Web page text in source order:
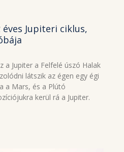
Jupiteri ciklus,
a Jupiter a Felfelé úszó Halak
látszik az égen egy égi
a Mars, és a Plútó
kerül rá a Jupiter.